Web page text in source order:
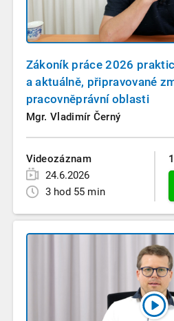
Zákoník práce 2026
a aktuálně, připravované
pracovněprávní oblasti
Mgr. Vladimír Černý
Videozáznam
24.6.2026
3 hod 55 min